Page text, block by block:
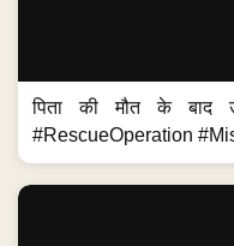
पिता की मौत के बाद
#RescueOperation